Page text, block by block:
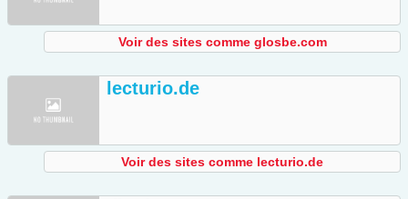
Voir des sites comme glosbe.com
lecturio.de
Voir des sites comme lecturio.de